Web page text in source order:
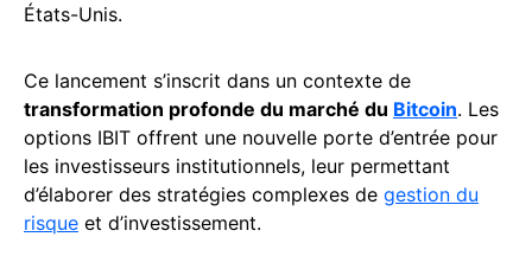
États-Unis.
Ce lancement s’inscrit dans un contexte de
transformation profonde du marché du Bitcoin. Les
options IBIT offrent une nouvelle porte d’entrée pour
les investisseurs institutionnels, leur permettant
d’élaborer des stratégies complexes de gestion du
risque et d’investissement.